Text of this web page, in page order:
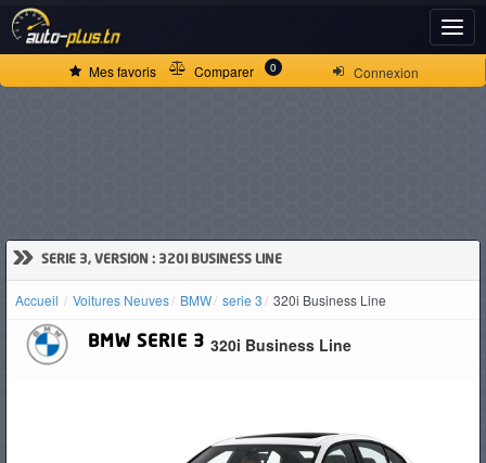
Connexion
Mes favoris Comparer 0
» SERIE 3, VERSION : 320I BUSINESS LINE
Accueil Voitures Neuves BMW serie 3 320i Business Line
BMW SERIE 3 320i Business Line
ACCUEIL
D'OCCASION